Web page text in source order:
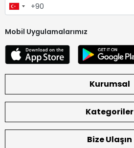
Mobil Uygulamalarımız
Kurumsal
Kategoriler
Bize Ulaşın